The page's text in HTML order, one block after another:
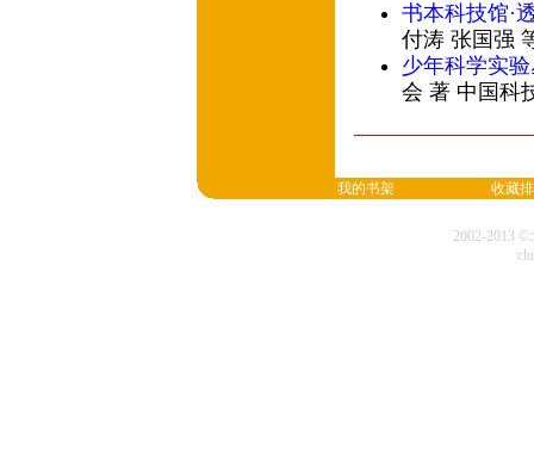
书本科技馆·
付涛 张国强
少年科学实
会 著 中国科
我的书架 收藏
2002-2013